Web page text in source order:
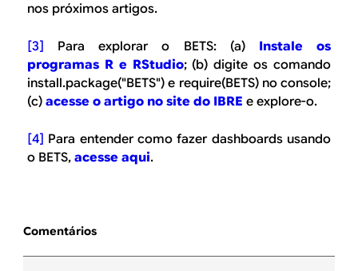
nos próximos artigos.
[3] Para explorar o BETS: (a) Instale os
programas R e RStudio; (b) digite os comando
install.package("BETS") e require(BETS) no console;
(c) acesse o artigo no site do IBRE e explore-o.
[4] Para entender como fazer dashboards usando
o BETS, acesse aqui.
Comentários